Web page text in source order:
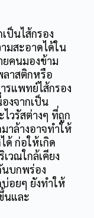
ป็นไส้กรอง
มสะอาดได้ใน
คนมองข้าม
ลาสติกหรือ
รแพทย์ไส้กรอง
งจากเป็น
วรัสต่างๆ ที่ถูก
าล้างอาจทำให้
ด้ ก่อให้เกิด
วณใกล้เคียง
บกพร่อง
อยๆ ยังทำให้
นและ